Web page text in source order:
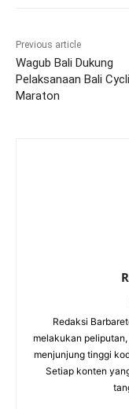
Previous article
Wagub Bali Dukung
Pelaksanaan Bali
Maraton
Redaksi
melakukan
menjunjung tinggi
Setiap konten